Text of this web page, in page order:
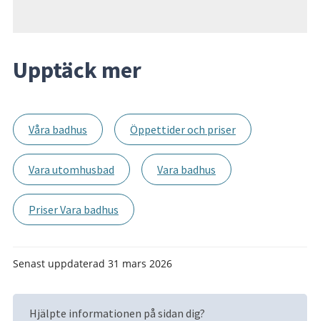
Upptäck mer
Våra badhus Öppettider och priser
Vara utomhusbad Vara badhus
Priser Vara badhus
Senast uppdaterad 31 mars 2026
Hjälpte informationen på sidan dig?